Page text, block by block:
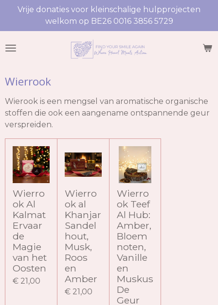
naar
de
Vrije donaties voor kleinschalige hulpprojecten
welkom op BE26 0016 3856 5729
Wierrook
Wierook is een mengsel van aromatische organische
stoffen die ook een aangename ontspannende geur
verspreiden.
Wierro
ok Al
Kalmat
Ervaar
de
Magie
van het
Oosten
€ 21,00
Wierro
ok al
Khanjar
Sandel
hout,
Musk,
Roos
en
Amber
€ 21,00
Wierro
ok Teef
Al Hub:
Amber,
Bloem
noten,
Vanille
en
Muskus
De
Geur